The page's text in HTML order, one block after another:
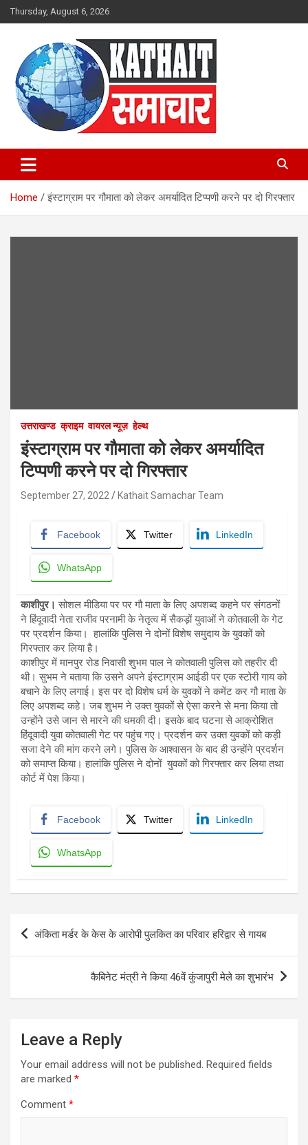
Skip
to
Thursday, August 6, 2026
Kathait Samachar – Latest
Uttarakhand News in Hindi,
Uttarakhand News Headlines
Home इंस्टाग्राम पर गौमाता को लेकर अमर्यादित टिप्पणी करने पर दो गिरफ्तार
उत्तराखण्ड क्राइम वायरल न्यूज़ हेल्थ
इंस्टाग्राम पर गौमाता को लेकर अमर्यादित
टिप्पणी करने पर दो गिरफ्तार
September 27, 2022 Kathait Samachar Team
Facebook Twitter LinkedIn
WhatsApp
काशीपुर। सोशल मीडिया पर पर गौ माता के लिए अपशब्द कहने पर संगठनों
ने हिंदूवादी नेता राजीव परनामी के नेतृत्व में सैकड़ों युवाओं ने कोतवाली के गेट
पर प्रदर्शन किया। हालांकि पुलिस ने दोनों विशेष समुदाय के युवकों को
गिरफ्तार कर लिया है।
काशीपुर में मानपुर रोड निवासी शुभम पाल ने कोतवाली पुलिस को तहरीर दी
थी। सुभम ने बताया कि उसने अपने इंस्टाग्राम आईडी पर एक स्टोरी गाय को
बचाने के लिए लगाई। इस पर दो विशेष धर्म के युवकों ने कमेंट कर गौ माता के
लिए अपशब्द कहे। जब शुभम ने उक्त युवकों से ऐसा करने से मना किया तो
उन्होंने उसे जान से मारने की धमकी दी। इसके बाद घटना से आक्रोशित
हिंदूवादी युवा कोतवाली गेट पर पहुंच गए। प्रदर्शन कर उक्त युवकों को कड़ी
सजा देने की मांग करने लगे। पुलिस के आश्वासन के बाद ही उन्होंने प्रदर्शन
को समाप्त किया। हालांकि पुलिस ने दोनों युवकों को गिरफ्तार कर लिया तथा
कोर्ट में पेश किया।
Facebook Twitter LinkedIn
WhatsApp
Post
अंकिता मर्डर के केस के आरोपी पुलकित का परिवार हरिद्वार से गायब
कैबिनेट मंत्री ने किया 46वें कुंजापुरी मेले का शुभारंभ
Leave a Reply
Your email address will not be published. Required fields
are marked *
Comment *